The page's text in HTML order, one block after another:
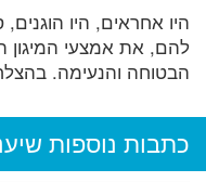
היו אחראים, היו
להם, את אמצעי המיגון
הבטוחה והנעימה.
כתבות נוספות